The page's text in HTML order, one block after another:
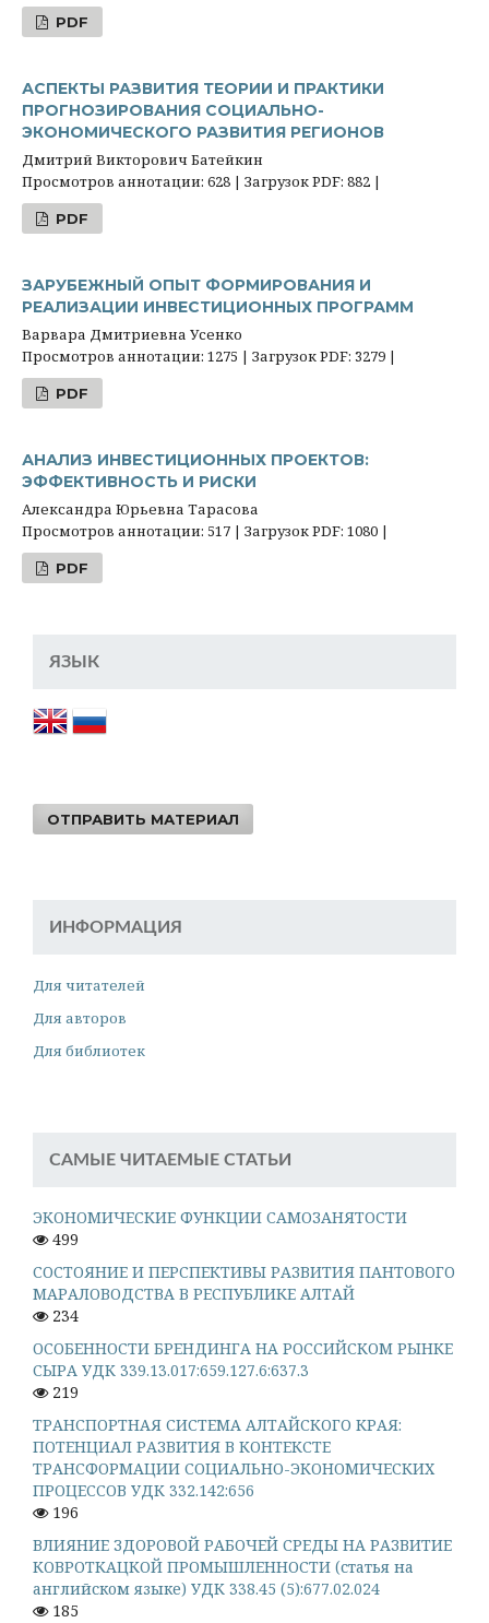
PDF
АСПЕКТЫ РАЗВИТИЯ ТЕОРИИ И ПРАКТИКИ
ПРОГНОЗИРОВАНИЯ СОЦИАЛЬНО-
ЭКОНОМИЧЕСКОГО РАЗВИТИЯ РЕГИОНОВ
Дмитрий Викторович Батейкин
Просмотров аннотации: 628 | Загрузок PDF: 882 |
PDF
ЗАРУБЕЖНЫЙ ОПЫТ ФОРМИРОВАНИЯ И
РЕАЛИЗАЦИИ ИНВЕСТИЦИОННЫХ ПРОГРАММ
Варвара Дмитриевна Усенко
Просмотров аннотации: 1275 | Загрузок PDF: 3279 |
PDF
АНАЛИЗ ИНВЕСТИЦИОННЫХ ПРОЕКТОВ:
ЭФФЕКТИВНОСТЬ И РИСКИ
Александра Юрьевна Тарасова
Просмотров аннотации: 517 | Загрузок PDF: 1080 |
PDF
ЯЗЫК
ОТПРАВИТЬ МАТЕРИАЛ
ИНФОРМАЦИЯ
Для читателей
Для авторов
Для библиотек
САМЫЕ ЧИТАЕМЫЕ СТАТЬИ
ЭКОНОМИЧЕСКИЕ ФУНКЦИИ САМОЗАНЯТОСТИ
499
СОСТОЯНИЕ И ПЕРСПЕКТИВЫ РАЗВИТИЯ ПАНТОВОГО
МАРАЛОВОДСТВА В РЕСПУБЛИКЕ АЛТАЙ
234
ОСОБЕННОСТИ БРЕНДИНГА НА РОССИЙСКОМ РЫНКЕ
СЫРА УДК 339.13.017:659.127.6:637.3
219
ТРАНСПОРТНАЯ СИСТЕМА АЛТАЙСКОГО КРАЯ:
ПОТЕНЦИАЛ РАЗВИТИЯ В КОНТЕКСТЕ
ТРАНСФОРМАЦИИ СОЦИАЛЬНО-ЭКОНОМИЧЕСКИХ
ПРОЦЕССОВ УДК 332.142:656
196
ВЛИЯНИЕ ЗДОРОВОЙ РАБОЧЕЙ СРЕДЫ НА РАЗВИТИЕ
КОВРОТКАЦКОЙ ПРОМЫШЛЕННОСТИ (статья на
английском языке) УДК 338.45 (5):677.02.024
185